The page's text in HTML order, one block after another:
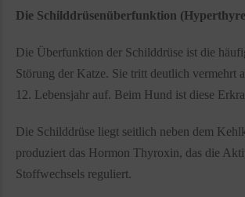
Die Schilddrüsenüberfunktion
Die Überfunktion der Schilddrüse ist die
Störung der Katze. Sie tritt deutlich vermehrt
12. Lebensjahr auf. Beim Hund ist diese
Die Schilddrüse liegt seitlich neben dem
produziert das Hormon Thyroxin, das die
Stoffwechsels reguliert.